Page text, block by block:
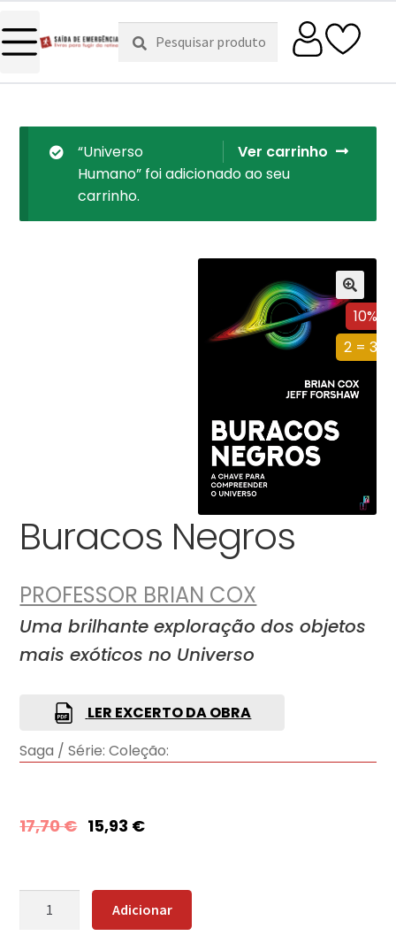
Pesquisar
por:
Pesquisa
Ver carrinho
“Universo
Humano” foi adicionado ao seu
carrinho.
10%
2 = 3
Buracos Negros
PROFESSOR BRIAN COX
Uma brilhante exploração dos objetos
mais exóticos no Universo
LER EXCERTO DA OBRA
Saga / Série: Coleção:
17,70€ 15,93 €
Quantidade
Adicionar